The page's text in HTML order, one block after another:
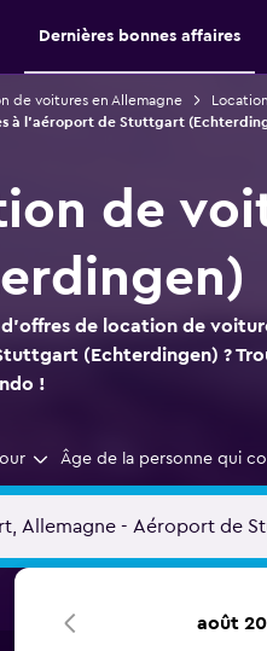
Dernières bonnes affaires
de voitures en Allemagne
à l'aéroport de Stuttgart
de
de location de
(Echterdingen) ?
!
Âge de la personne qui
août